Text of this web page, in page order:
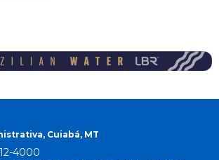
Cuiabá, MT
4000